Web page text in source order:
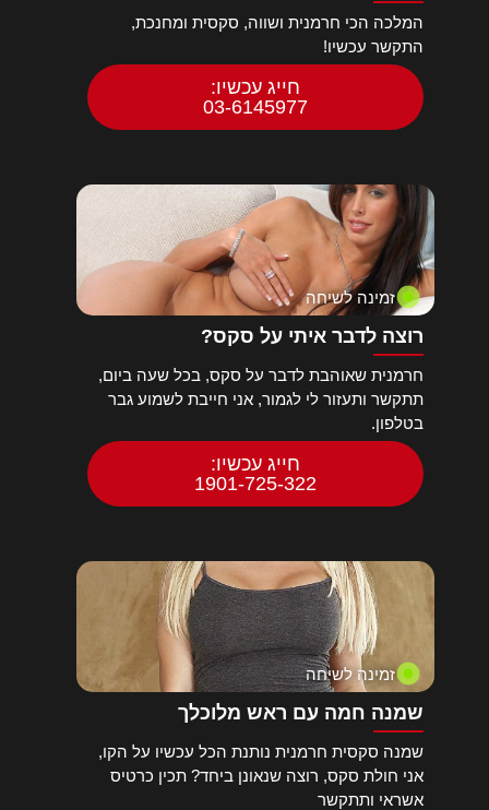
המלכה הכי חרמנית ושווה, סקסית ומחנכת,
התקשר עכשיו!
חייג עכשיו:
03-6145977
זמינה לשיחה
רוצה לדבר איתי על סקס?
חרמנית שאוהבת לדבר על סקס, בכל שעה ביום,
תתקשר ותעזור לי לגמור, אני חייבת לשמוע גבר
בטלפון.
חייג עכשיו:
1901-725-322
זמינה לשיחה
שמנה חמה עם ראש מלוכלך
שמנה סקסית חרמנית נותנת הכל עכשיו על הקו,
אני חולת סקס, רוצה שנאונן ביחד? תכין כרטיס
אשראי ותתקשר